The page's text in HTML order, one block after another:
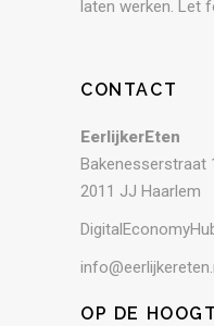
laten werken. Let
CONTACT
EerlijkerEten
Bakenesserstraat
2011 JJ Haarlem
OP DE